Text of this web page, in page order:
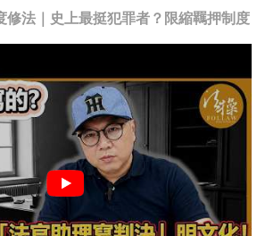
修法｜史上最挺犯罪者？限縮羈押制度